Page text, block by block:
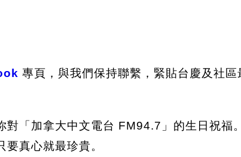
專頁，與我們保持聯繫，緊貼台慶及社區
對「加拿大中文電台 FM94.7」的生日祝福
真心就最珍貴。